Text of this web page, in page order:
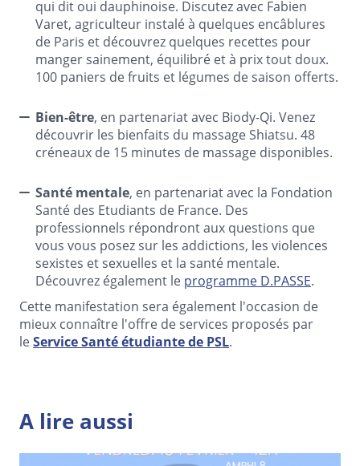
qui dit oui dauphinoise. Discutez avec Fabien
Varet, agriculteur instalé à quelques encâblures
de Paris et découvrez quelques recettes pour
manger sainement, équilibré et à prix tout doux.
100 paniers de fruits et légumes de saison offerts.
Bien-être, en partenariat avec Biody-Qi. Venez
découvrir les bienfaits du massage Shiatsu. 48
créneaux de 15 minutes de massage disponibles.
Santé mentale, en partenariat avec la Fondation
Santé des Etudiants de France. Des
professionnels répondront aux questions que
vous vous posez sur les addictions, les violences
sexistes et sexuelles et la santé mentale.
Découvrez également le programme D.PASSE.
Cette manifestation sera également l'occasion de
mieux connaître l'offre de services proposés par
leService Santé étudiante de PSL.
A lire aussi